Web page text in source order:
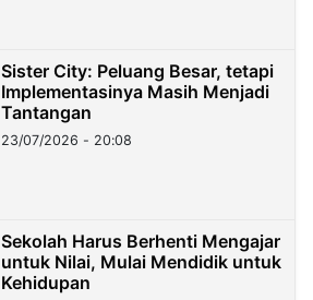
Sister City: Peluang Besar, tetapi
Implementasinya Masih Menjadi
Tantangan
23/07/2026 - 20:08
Sekolah Harus Berhenti Mengajar
untuk Nilai, Mulai Mendidik untuk
Kehidupan